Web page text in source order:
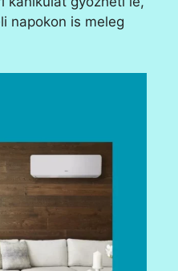
napokon is meleg